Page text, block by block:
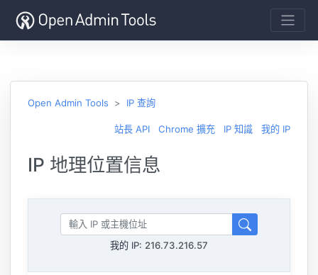
Open Admin Tools IP 查詢
站長 API Chrome 擴充 IP 知識 我的 IP
IP 地理位置信息
我的 IP: 216.73.216.57